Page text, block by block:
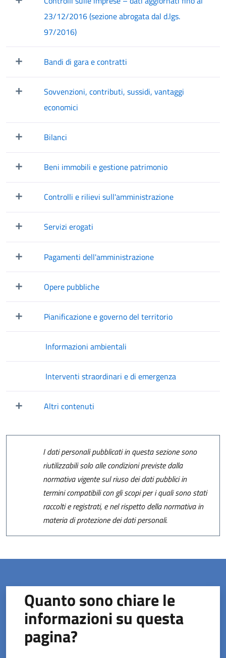
Mostra/Nascondi elementi figli
23/12/2016 (sezione abrogata dal d.lgs.
97/2016)
Mostra/Nascondi elementi figli
Bandi di gara e contratti
Mostra/Nascondi elementi figli
Sovvenzioni, contributi, sussidi, vantaggi
economici
Mostra/Nascondi elementi figli
Bilanci
Mostra/Nascondi elementi figli
Beni immobili e gestione patrimonio
Mostra/Nascondi elementi figli
Controlli e rilievi sull'amministrazione
Mostra/Nascondi elementi figli
Servizi erogati
Mostra/Nascondi elementi figli
Pagamenti dell'amministrazione
Mostra/Nascondi elementi figli
Opere pubbliche
Mostra/Nascondi elementi figli
Pianificazione e governo del territorio
Informazioni ambientali
Interventi straordinari e di emergenza
Altri contenuti
I dati personali pubblicati in questa sezione sono
riutilizzabili solo alle condizioni previste dalla
normativa vigente sul riuso dei dati pubblici in
termini compatibili con gli scopi per i quali sono stati
raccolti e registrati, e nel rispetto della normativa in
materia di protezione dei dati personali.
Quanto sono chiare le
informazioni su questa
pagina?